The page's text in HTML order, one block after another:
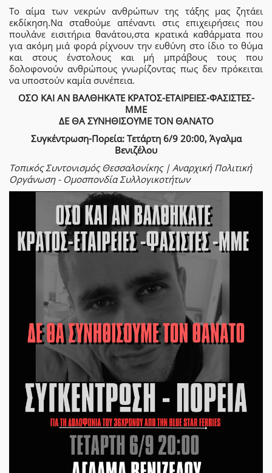
Το αίμα των νεκρών ανθρώπων της τάξης μας ζητάει
εκδίκηση.Να σταθούμε απέναντι στις επιχειρήσεις που
πουλάνε εισιτήρια θανάτου,στα κρατικά καθάρματα που
για ακόμη μιά φορά ρίχνουν την ευθύνη στο ίδιο το θύμα
και στους ένστολους και μή μπράβους τους που
δολοφονούν ανθρώπους γνωρίζοντας πως δεν πρόκειται
να υποστούν καμία συνέπεια.
ΟΣΟ ΚΑΙ ΑΝ ΒΑΛΘΗΚΑΤΕ ΚΡΑΤΟΣ-ΕΤΑΙΡΕΙΕΣ-ΦΑΣΙΣΤΕΣ-
ΜΜΕ
ΔΕ ΘΑ ΣΥΝΗΘΙΣΟΥΜΕ ΤΟΝ ΘΑΝΑΤΟ
Συγκέντρωση-Πορεία: Τετάρτη 6/9 20:00, Άγαλμα
Βενιζέλου
Τοπικός Συντονισμός Θεσσαλονίκης | Αναρχική Πολιτική
Οργάνωση - Ομοσπονδία Συλλογικοτήτων